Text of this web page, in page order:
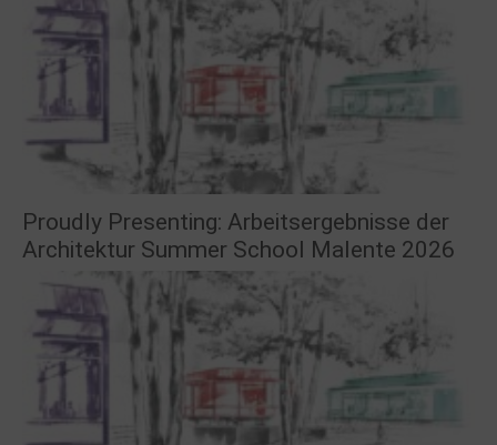
Proudly Presenting: Arbeitsergebnisse der
Architektur Summer School Malente 2026